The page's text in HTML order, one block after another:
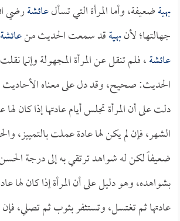
بهيةضعيفة، وأما المرأة التي تسألعائشةرضي
جهالتها؛ لأنبهيةقد سمعت الحديث منعائشة
عائشة، فلم تنقل عن المرأة المجهولة وإنما
الحديث: صحيح، وقد دل على معناه
دلت على أن المرأة تجلس أيام عادتها إذا كان لها
الشهر، فإن لم يكن لها عادة عملت بالتمييز،
ضعيفاً لكن له شواهد ترتقي به إلى درجة
بشواهده، وهو دليل على أن المرأة إذا كان لها
عادتها ثم تغتسل، وتستثفر بثوب ثم تصلي، فإن